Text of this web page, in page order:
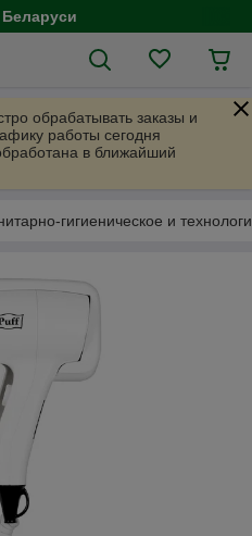
Беларуси
обрабатывать заказы и
работы сегодня
в ближайший
гигиеническое и